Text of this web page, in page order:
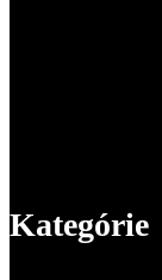
Kategórie